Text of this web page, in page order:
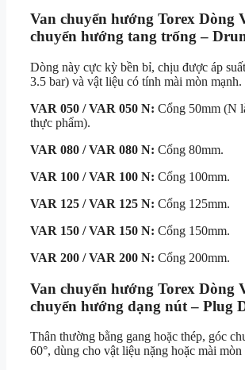
Van chuyển hướng Torex Dòng
chuyển hướng tang trống –
Dòng này cực kỳ bền bỉ, chịu được áp
3.5 bar) và vật liệu có tính mài mòn mạnh.
VAR 050 / VAR 050 N: Cổng 50mm (N
thực phẩm).
VAR 080 / VAR 080 N: Cổng 80mm.
VAR 100 / VAR 100 N: Cổng 100mm.
VAR 125 / VAR 125 N: Cổng 125mm.
VAR 150 / VAR 150 N: Cổng 150mm.
VAR 200 / VAR 200 N: Cổng 200mm.
Van chuyển hướng Torex Dòng
chuyển hướng dạng nút – Plug
Thân thường bằng gang hoặc thép, góc
60°, dùng cho vật liệu nặng hoặc mài mòn